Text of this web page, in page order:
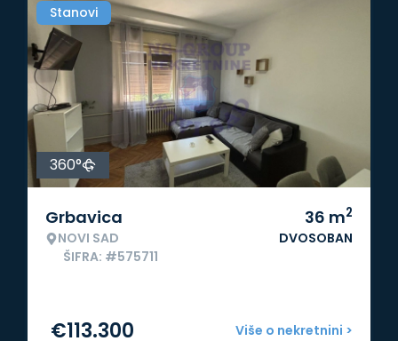
Stanovi
360°
Grbavica
NOVI SAD
ŠIFRA: #575711
36 m2
DVOSOBAN
Više o nekretnini >
€113.300